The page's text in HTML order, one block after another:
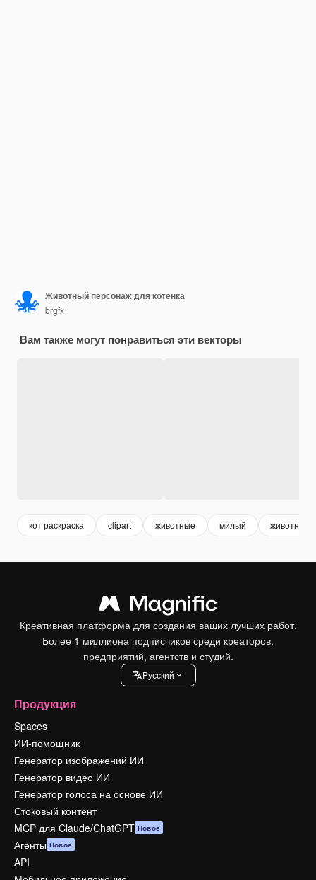
Животный персонаж для котенка
brgfx
Вам также могут понравиться эти векторы
кот раскраска clipart животные милый животные
Креативная платформа для создания ваших лучших работ.
Более 1 миллиона подписчиков среди креаторов,
предприятий, агентств и студий.
Pусский
Продукция
Spaces
ИИ-помощник
Генератор изображений ИИ
Генератор видео ИИ
Генератор голоса на основе ИИ
Стоковый контент
MCP для Claude/ChatGPT Новое
Агенты Новое
API